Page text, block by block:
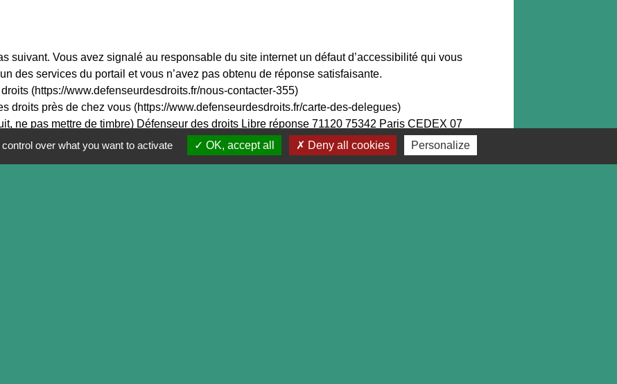
suivant. Vous avez signalé au responsable du site internet un défaut d’accessibilité qui vous
des services du portail et vous n’avez pas obtenu de réponse satisfaisante.
(https://www.defenseurdesdroits.fr/nous-contacter-355)
droits près de chez vous (https://www.defenseurdesdroits.fr/carte-des-delegues)
ne pas mettre de timbre) Défenseur des droits Libre réponse 71120 75342 Paris CEDEX 07
over what you want to activate OK, accept all Deny all cookies Personalize